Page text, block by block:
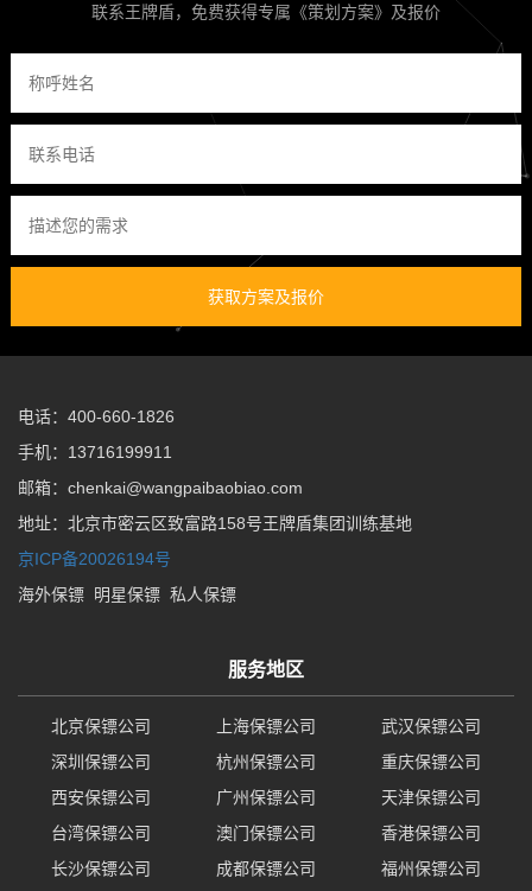
联系王牌盾，免费获得专属《策划方案》及报价
获取方案及报价
电话：400-660-1826
手机：13716199911
邮箱：chenkai@wangpaibaobiao.com
地址：北京市密云区致富路158号王牌盾集团训练基地
京ICP备20026194号
海外保镖
明星保镖 私人保镖
服务地区
北京保镖公司 上海保镖公司
武汉保镖公司
深圳保镖公司
杭州保镖公司
重庆保镖公司
西安保镖公司
广州保镖公司
天津保镖公司
台湾保镖公司
澳门保镖公司
香港保镖公司
长沙保镖公司
成都保镖公司 福州保镖公司